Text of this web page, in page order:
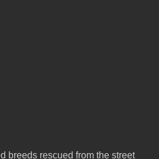
breeds rescued from the street